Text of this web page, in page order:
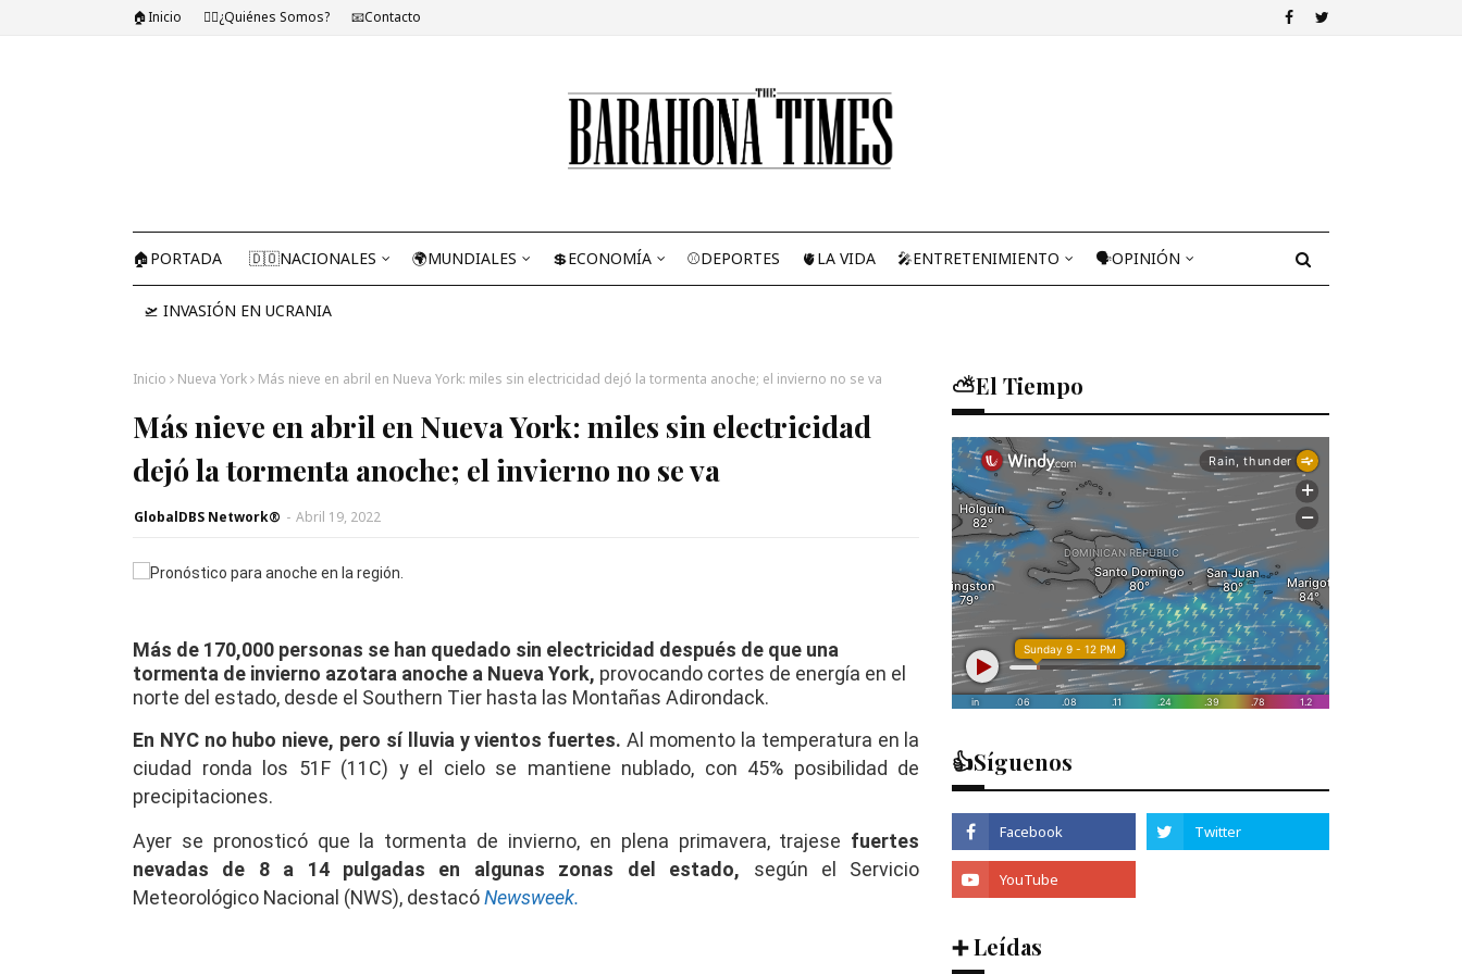
🏠Inicio 🤷‍♂️¿Quiénes Somos? 📧Contacto
🏠PORTADA 🇩🇴NACIONALES 🌍MUNDIALES 💲ECONOMÍA ⚾DEPORTES 🫀LA VIDA 🎤ENTRETENIMIENTO 🗣OPINIÓN
🛫 INVASIÓN EN UCRANIA
Inicio Nueva York Más nieve en abril en Nueva York: miles sin electricidad dejó la tormenta anoche; el invierno no se va
Más nieve en abril en Nueva York: miles sin electricidad
dejó la tormenta anoche; el invierno no se va
GlobalDBS Network® - Abril 19, 2022
Más de 170,000 personas se han quedado sin electricidad después de que una
tormenta de invierno azotara anoche a Nueva York, provocando cortes de energía en el
norte del estado, desde el Southern Tier hasta las Montañas Adirondack.
En NYC no hubo nieve, pero sí lluvia y vientos fuertes. Al momento la temperatura en la
ciudad ronda los 51F (11C) y el cielo se mantiene nublado, con 45% posibilidad de
precipitaciones.
Ayer se pronosticó que la tormenta de invierno, en plena primavera, trajese fuertes
nevadas de 8 a 14 pulgadas en algunas zonas del estado, según el Servicio
Meteorológico Nacional (NWS), destacóNewsweek.
⛅El Tiempo
👍Síguenos
➕ Leídas